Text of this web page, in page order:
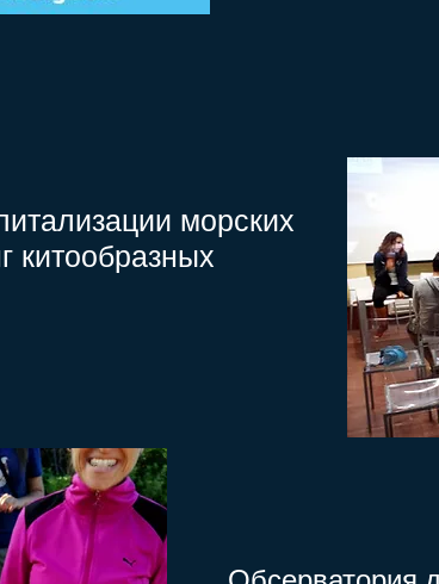
морских
китообразных